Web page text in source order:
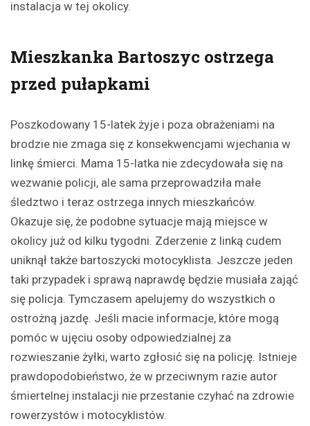
instalacja w tej okolicy.
Mieszkanka Bartoszyc ostrzega
przed pułapkami
Poszkodowany 15-latek żyje i poza obrażeniami na
brodzie nie zmaga się z konsekwencjami wjechania w
linkę śmierci. Mama 15-latka nie zdecydowała się na
wezwanie policji, ale sama przeprowadziła małe
śledztwo i teraz ostrzega innych mieszkańców.
Okazuje się, że podobne sytuacje mają miejsce w
okolicy już od kilku tygodni. Zderzenie z linką cudem
uniknął także bartoszycki motocyklista. Jeszcze jeden
taki przypadek i sprawą naprawdę będzie musiała zająć
się policja. Tymczasem apelujemy do wszystkich o
ostrożną jazdę. Jeśli macie informacje, które mogą
pomóc w ujęciu osoby odpowiedzialnej za
rozwieszanie żyłki, warto zgłosić się na policję. Istnieje
prawdopodobieństwo, że w przeciwnym razie autor
śmiertelnej instalacji nie przestanie czyhać na zdrowie
rowerzystów i motocyklistów.